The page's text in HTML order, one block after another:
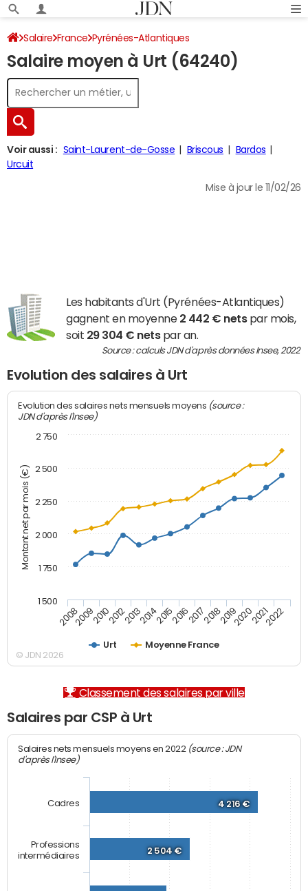
Salaire France Pyrénées-Atlantiques
Salaire moyen à Urt (64240)
Voir aussi : Saint-Laurent-de-Gosse Briscous
Bardos
Urcuit
Mise à jour le 11/02/26
Les habitants d'Urt (Pyrénées-Atlantiques)
gagnent en moyenne 2 442 € netspar mois,
soit 29 304 € netspar an.
Source : calculs JDN d'après données Insee, 2022
Evolution des salaires à Urt
Montant net par mois (€)
Evolution des salaires nets mensuels moyens (source :
JDN d'après l'Insee)
Urt Moyenne France
20082009201020122013201420152016201720182019202020212022
1 500
1 750
2 000
2 250
2 500
2 750
© JDN 2026
Classement des salaires par ville
Salaires par CSP à Urt
Salaires nets mensuels moyens en 2022 (source : JDN
d'après l'Insee)
4 216 €
2 504 €
Cadres
Professions
intermédiaires